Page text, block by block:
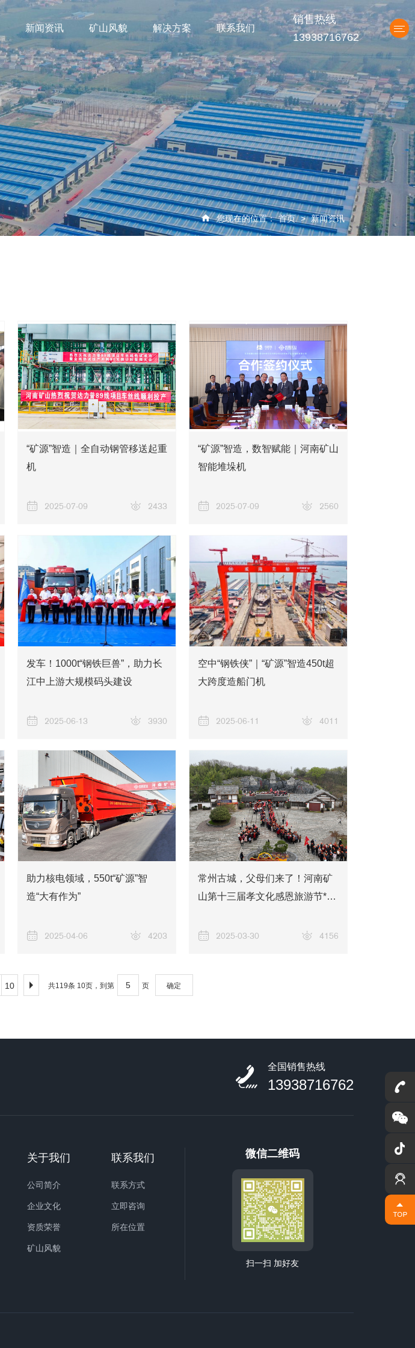
新闻资讯 矿山风貌 解决方案 联系我们
销售热线
13938716762
产品中心
您现在的位置： 首页 > 新闻资讯
“矿源”智造｜全自动钢管移送起重
机
2025-07-09 2433
“矿源”智造，数智赋能｜河南矿山
智能堆垛机
2025-07-09 2560
发车！1000t“钢铁巨兽”，助力长
江中上游大规模码头建设
2025-06-13 3930
空中“钢铁侠”｜“矿源”智造450t超
大跨度造船门机
2025-06-11 4011
助力核电领域，550t“矿源”智
造“大有作为”
2025-04-06 4203
常州古城，父母们来了！河南矿
山第十三届孝文化感恩旅游节*后
2025-03-30 4156
10 共119条 10页，到第 页 确定
全国销售热线
13938716762
关于我们
公司简介
企业文化
资质荣誉
矿山风貌
联系我们
联系方式
立即咨询
所在位置
微信二维码
扫一扫 加好友